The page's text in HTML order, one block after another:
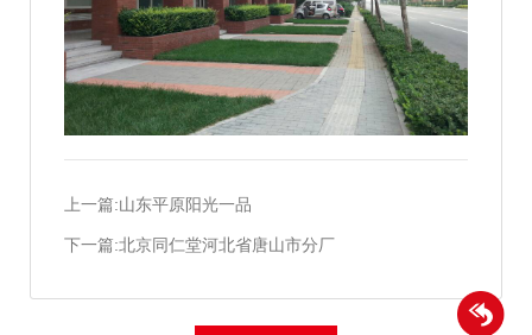
上一篇:山东平原阳光一品
下一篇:北京同仁堂河北省唐山市分厂